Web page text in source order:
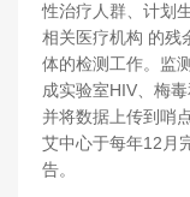
性治疗人群、计划
相关医疗机构 的残
体的检测工作。监
成实验室HIV、梅
并将数据上传到哨
艾中心于每年12月
告。